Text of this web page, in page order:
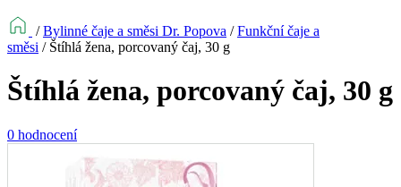
/Bylinné čaje a směsi Dr. Popova /Funkční čaje a
směsi / Štíhlá žena, porcovaný čaj, 30 g
Štíhlá žena, porcovaný čaj, 30 g
0 hodnocení